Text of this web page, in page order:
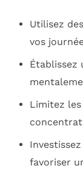
Utilisez
vos
Établissez
Limitez
favoriser